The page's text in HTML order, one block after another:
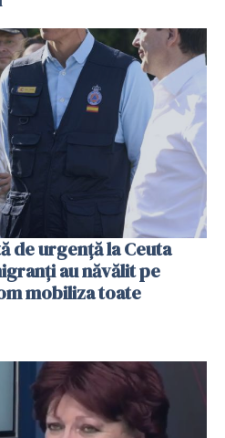
de urgență la Ceuta
au năvălit pe
mobiliza toate